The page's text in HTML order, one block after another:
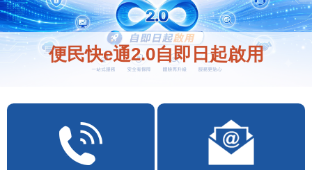
便民快e通2.0自即日起啟用